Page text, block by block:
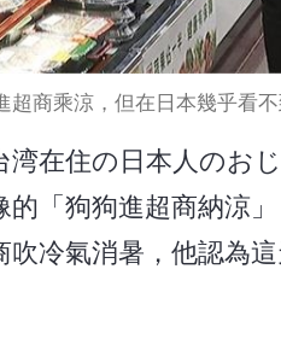
商乘涼，但在日本幾乎看
在住の日本人のお
「狗狗進超商納涼
冷氣消暑，他認為